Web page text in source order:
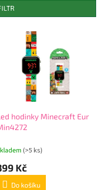
hodinky Minecraft Eur
(>5 ks)
Kč
Do košíku